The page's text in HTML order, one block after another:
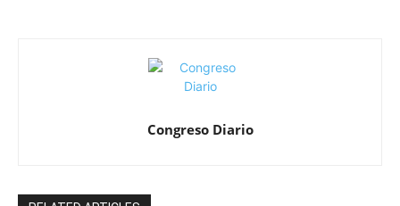
Congreso Diario